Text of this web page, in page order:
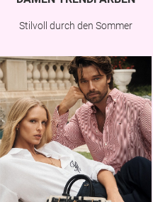
Stilvoll durch den Sommer